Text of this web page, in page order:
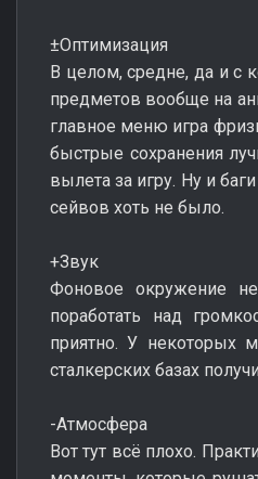
±Оптимизация
В целом, средне, да и с
предметов вообще на
главное меню игра
быстрые сохранения
вылета за игру. Ну и
сейвов хоть не было.
+Звук
Фоновое окружение
поработать над
приятно. У некоторых
сталкерских базах
-Атмосфера
Вот тут всё плохо.